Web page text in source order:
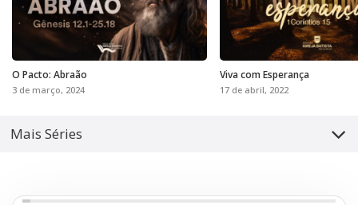
O Pacto: Abraão
3 de março, 2024
Viva com Esperança
17 de abril, 2022
Mais Séries
Audio